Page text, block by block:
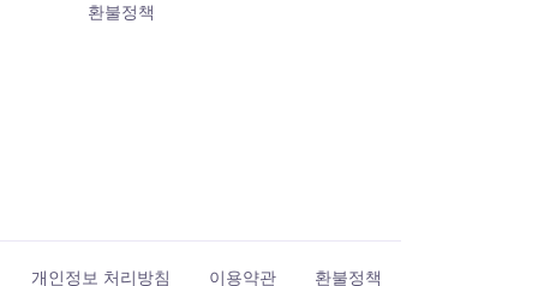
환불정책
개인정보 처리방침 이용약관 환불정책